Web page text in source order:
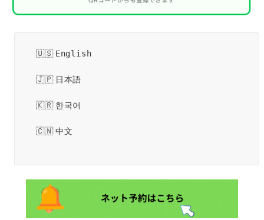
English
日本語
한국어
中文